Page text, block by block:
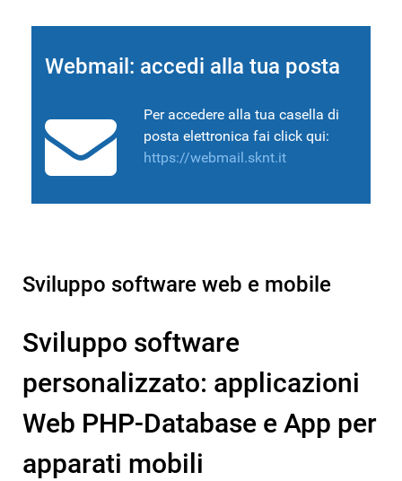
Webmail: accedi alla tua posta
Per accedere alla tua casella di
posta elettronica fai click qui:
https://webmail.sknt.it
Sviluppo software web e mobile
Sviluppo software
personalizzato: applicazioni
Web PHP-Database e App per
apparati mobili